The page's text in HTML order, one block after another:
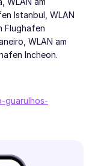
Istanbul, WLAN
Flughafen
WLAN am
Incheon.
guarulhos-